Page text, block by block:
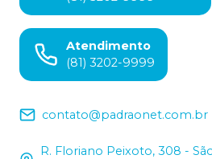
Atendimento
(81) 3202-9999
contato@padraonet.com.br
R. Floriano Peixoto, 308 -